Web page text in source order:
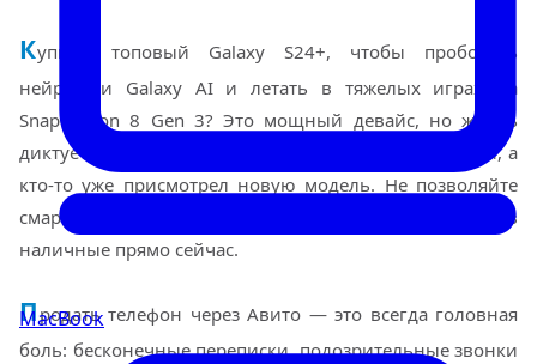
MacBook
Купили топовый Galaxy S24+, чтобы пробовать
нейросети Galaxy AI и летать в тяжелых играх на
Snapdragon 8 Gen 3? Это мощный девайс, но жизнь
диктует свои правила: кому-то срочно нужны деньги, а
кто-то уже присмотрел новую модель. Не позволяйте
смартфону пылиться в ящике — превратите его в
наличные прямо сейчас.
Продать телефон через Авито — это всегда головная
боль: бесконечные переписки, подозрительные звонки